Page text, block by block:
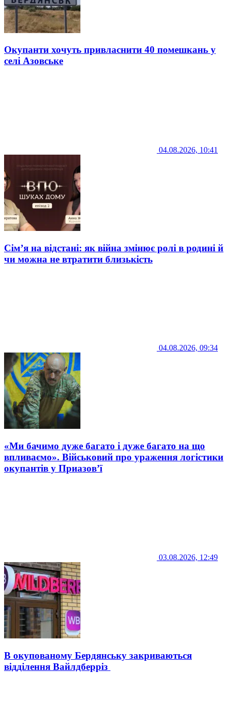
Окупанти хочуть привласнити 40 помешкань у
селі Азовське
04.08.2026, 10:41
Сім’я на відстані: як війна змінює ролі в родині й
чи можна не втратити близькість
04.08.2026, 09:34
«Ми бачимо дуже багато і дуже багато на що
впливаємо». Військовий про ураження логістики
окупантів у Приазов’ї
03.08.2026, 12:49
В окупованому Бердянську закриваються
відділення Вайлдберріз